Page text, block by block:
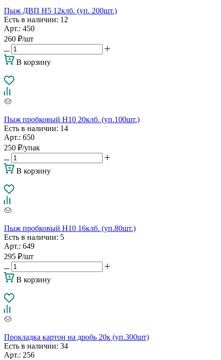
Пыж ДВП Н5 12клб. (уп. 200шт.)
Есть в наличии: 12
Арт.: 450
260 ₽/шт
В корзину
Пыж пробковый H10 20клб. (уп.100шт.)
Есть в наличии: 14
Арт.: 650
250 ₽/упак
В корзину
Пыж пробковый H10 16клб. (уп.80шт.)
Есть в наличии: 5
Арт.: 649
295 ₽/шт
В корзину
Прокладка картон на дробь 20к (уп.300шт)
Есть в наличии: 34
Арт.: 256